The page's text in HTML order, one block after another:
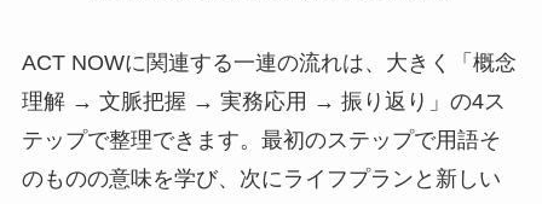
ACT NOWに関連する一連の流れは、大きく「概念
理解 → 文脈把握 → 実務応用 → 振り返り」の4ス
テップで整理できます。最初のステップで用語そ
のものの意味を学び、次にライフプランと新しい